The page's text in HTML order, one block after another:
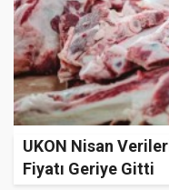
UKON Nisan
Fiyatı Geriye Gitti